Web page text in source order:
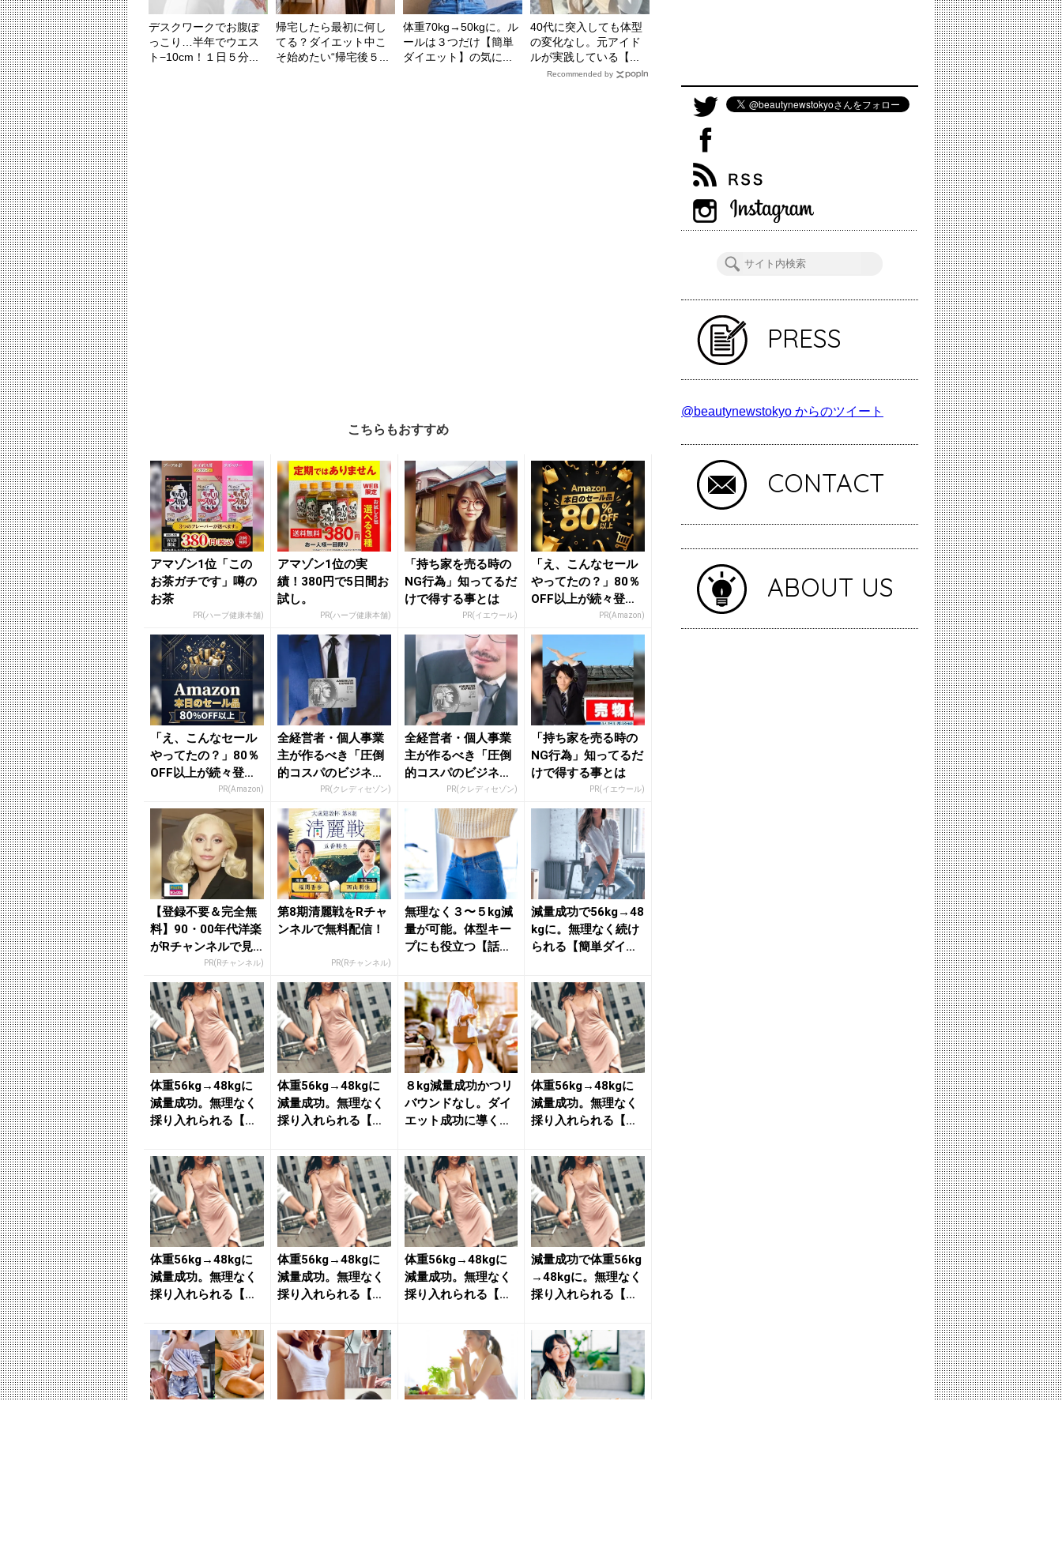
デスクワークでお腹ぽ
っこり…半年でウエス
ト−10cm！１日５分...
帰宅したら最初に何し
てる？ダイエット中こ
そ始めたい“帰宅後５...
体重70kg→50kgに。ル
ールは３つだけ【簡単
ダイエット】の気に...
40代に突入しても体型
の変化なし。元アイド
ルが実践している【...
Recommended by
こちらもおすすめ
アマゾン1位「この
お茶ガチです」噂の
お茶
PR(ハーブ健康本舗)
アマゾン1位の実
績！380円で5日間お
試し。
PR(ハーブ健康本舗)
「持ち家を売る時の
NG行為」知ってるだ
けで得する事とは
PR(イエウール)
「え、こんなセール
やってたの？」80％
OFF以上が続々登
場！Amazonの本気
が...
PR(Amazon)
「え、こんなセール
やってたの？」80％
OFF以上が続々登
場！Amazonの本気
が...
PR(Amazon)
全経営者・個人事業
主が作るべき「圧倒
的コスパのビジネス
カード」PR(クレディセゾン)
全経営者・個人事業
主が作るべき「圧倒
的コスパのビジネス
カード」PR(クレディセゾン)
「持ち家を売る時の
NG行為」知ってるだ
けで得する事とは
PR(イエウール)
【登録不要＆完全無
料】90・00年代洋楽
がRチャンネルで見
PR(Rチャンネル)
第8期清麗戦をRチャ
ンネルで無料配信！
PR(Rチャンネル)
無理なく３〜５kg減
量が可能。体型キー
プにも役立つ【話題
ポイン...
減量成功で56kg→48
kgに。無理なく続け
られる【簡単ダイエ
体重56kg→48kgに
減量成功。無理なく
採り入れられる【簡
体重56kg→48kgに
減量成功。無理なく
採り入れられる【簡
８kg減量成功かつリ
バウンドなし。ダイ
エット成功に導く
訣】 - ...
体重56kg→48kgに
減量成功。無理なく
採り入れられる【簡
体重56kg→48kgに
減量成功。無理なく
採り入れられる【簡
体重56kg→48kgに
減量成功。無理なく
採り入れられる【簡
体重56kg→48kgに
減量成功。無理なく
採り入れられる【簡
減量成功で体重56kg
→48kgに。無理なく
採り入れられる【ダ
２...
PRESS
@beautynewstokyo からのツイート
CONTACT
ABOUT US